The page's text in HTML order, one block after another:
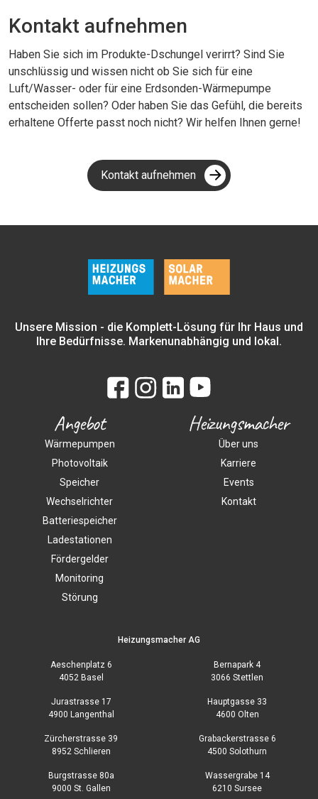
Kontakt aufnehmen
Haben Sie sich im Produkte-Dschungel verirrt? Sind Sie
unschlüssig und wissen nicht ob Sie sich für eine
Luft/Wasser- oder für eine Erdsonden-Wärmepumpe
entscheiden sollen? Oder haben Sie das Gefühl, die bereits
erhaltene Offerte passt noch nicht? Wir helfen Ihnen gerne!
Kontakt aufnehmen
Angebot
Wärmepumpen
Photovoltaik
Speicher
Wechselrichter
Batteriespeicher
Ladestationen
Fördergelder
Monitoring
Störung
Unsere Mission - die Komplett-Lösung für Ihr Haus und
Ihre Bedürfnisse. Markenunabhängig und lokal.
Heizungsmacher
Über uns
Karriere
Events
Kontakt
Heizungsmacher AG
Aeschenplatz 6
4052 Basel
Bernapark 4
3066 Stettlen
Jurastrasse 17
4900 Langenthal
Hauptgasse 33
4600 Olten
Zürcherstrasse 39
8952 Schlieren
Grabackerstrasse 6
4500 Solothurn
Burgstrasse 80a
9000 St. Gallen
Wassergrabe 14
6210 Sursee